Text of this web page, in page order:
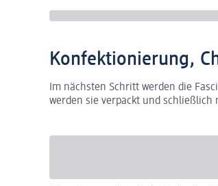
Konfektionierung,
Im nächsten Schritt werden die
werden sie verpackt und